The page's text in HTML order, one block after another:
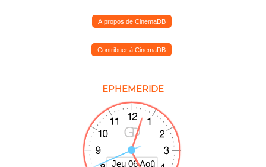
A propos de CinemaDB
Contribuer à CinemaDB
EPHEMERIDE